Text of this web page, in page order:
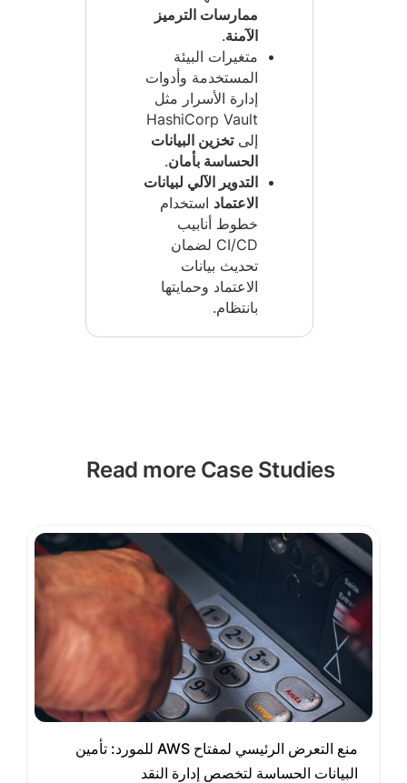
ممارسات الترميز
الآمنة.
متغيرات البيئة
المستخدمة وأدوات
إدارة الأسرار مثل
HashiCorp Vault
إلىتخزين البيانات
الحساسة بأمان.
التدوير الآلي لبيانات
الاعتماد استخدام
خطوط أنابيب
CI/CD لضمان
تحديث بيانات
الاعتماد وحمايتها
بانتظام.
Read more Case Studies
منع التعرض الرئيسي لمفتاح AWS للمورد: تأمين
البيانات الحساسة لتخصص إدارة النقد